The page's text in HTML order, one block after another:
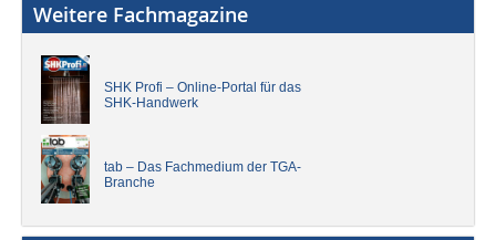
Weitere Fachmagazine
SHK Profi – Online-Portal für das
SHK-Handwerk
tab – Das Fachmedium der TGA-
Branche